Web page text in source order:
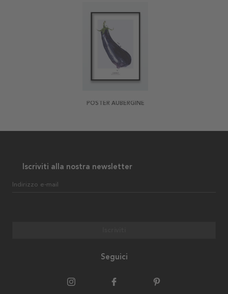
POSTER AUBERGINE
Iscriviti alla nostra newsletter
Indirizzo e-mail
Seguici